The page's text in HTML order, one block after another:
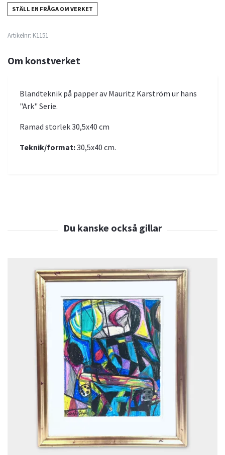
STÄLL EN FRÅGA OM VERKET
Artikelnr: K1151
Om konstverket
Blandteknik på papper av Mauritz Karström ur hans
"Ark" Serie.
Ramad storlek 30,5x40 cm
Teknik/format:30,5x40 cm.